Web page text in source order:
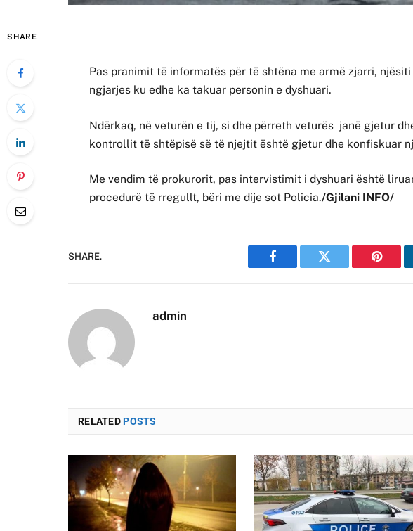
SHARE
Pas pranimit të informatës për të shtëna me armë zjarri,
ngjarjes ku edhe ka takuar personin e dyshuari.
Ndërkaq, në veturën e tij, si dhe përreth veturës janë gjetur
kontrollit të shtëpisë së të njejtit është gjetur dhe konfiskuar
Me vendim të prokurorit, pas intervistimit i dyshuari është
procedurë të rregullt, bëri me dije sot Policia./Gjilani INFO/
SHARE.
Facebook Twitter
admin
RELATEDPOSTS